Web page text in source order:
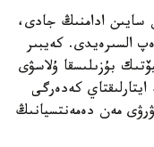
سايىن ادامنىڭ جادى،
السىرەيدى. كەيبىر
بۇزىلىسقا ۇلاسۋى
كەدەرگى
مەن دەمەنتسيانىڭ